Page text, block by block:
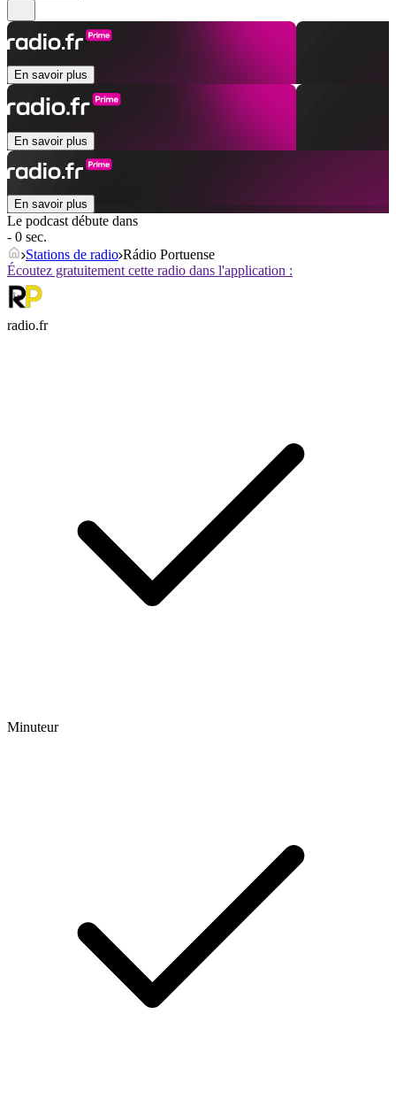
En savoir plus
En savoir plus
En savoir plus
Le podcast débute dans
- 0 sec.
Stations de radio Rádio Portuense
Écoutez gratuitement cette radio dans l'application :
radio.fr
Minuteur